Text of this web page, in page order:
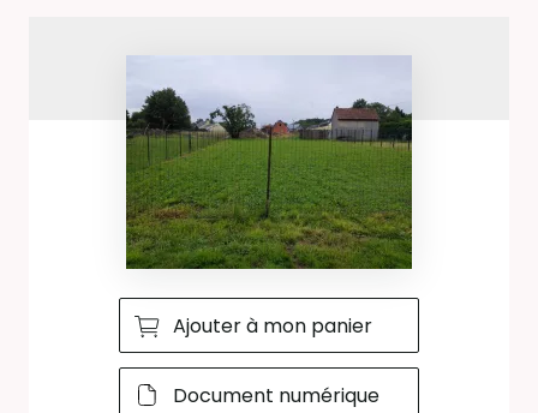
Ajouter à mon panier
Document numérique